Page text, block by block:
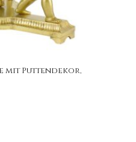
mit Puttendekor,